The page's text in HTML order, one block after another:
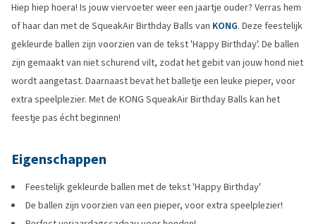
Hiep hiep hoera! Is jouw viervoeter weer een jaartje ouder? Verras hem
of haar dan met de SqueakAir Birthday Balls van KONG. Deze feestelijk
gekleurde ballen zijn voorzien van de tekst 'Happy Birthday'. De ballen
zijn gemaakt van niet schurend vilt, zodat het gebit van jouw hond niet
wordt aangetast. Daarnaast bevat het balletje een leuke pieper, voor
extra speelplezier. Met de KONG SqueakAir Birthday Balls kan het
feestje pas écht beginnen!
Eigenschappen
Feestelijk gekleurde ballen met de tekst 'Happy Birthday'
De ballen zijn voorzien van een pieper, voor extra speelplezier!